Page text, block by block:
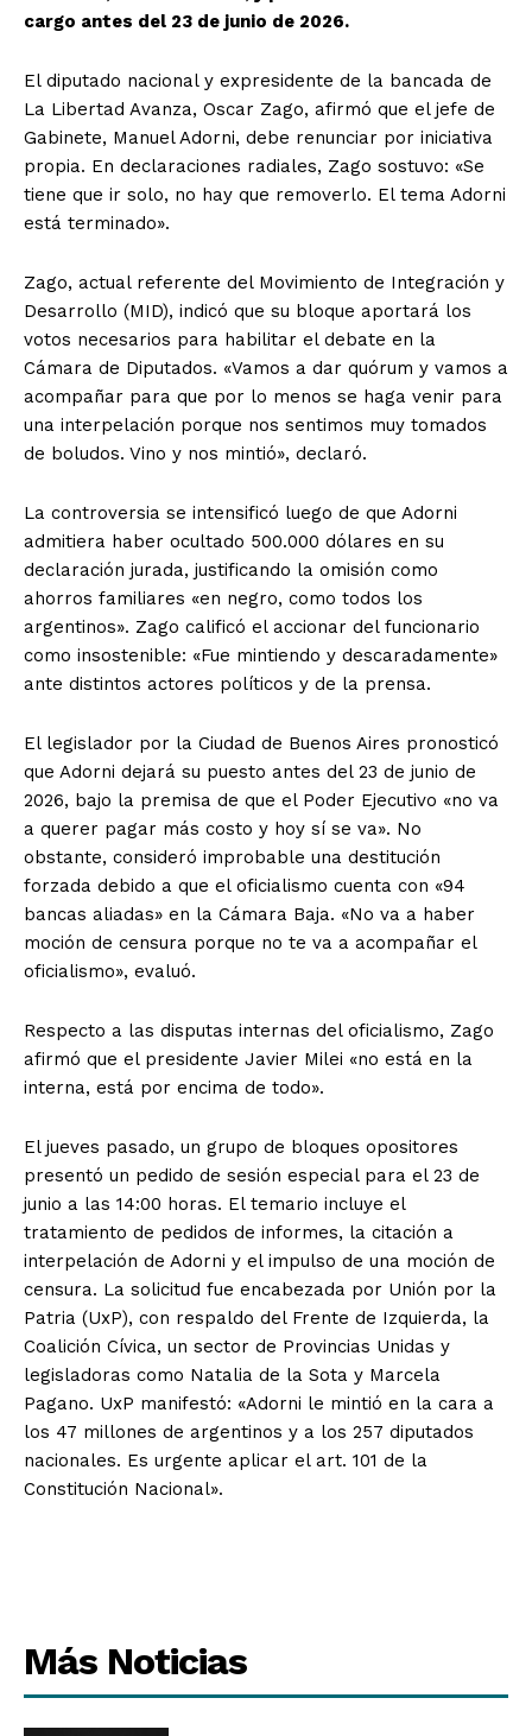
cargo antes del 23 de junio de 2026.
El diputado nacional y expresidente de la bancada de
La Libertad Avanza, Oscar Zago, afirmó que el jefe de
Gabinete, Manuel Adorni, debe renunciar por iniciativa
propia. En declaraciones radiales, Zago sostuvo: «Se
tiene que ir solo, no hay que removerlo. El tema Adorni
está terminado».
Zago, actual referente del Movimiento de Integración y
Desarrollo (MID), indicó que su bloque aportará los
votos necesarios para habilitar el debate en la
Cámara de Diputados. «Vamos a dar quórum y vamos a
acompañar para que por lo menos se haga venir para
una interpelación porque nos sentimos muy tomados
de boludos. Vino y nos mintió», declaró.
La controversia se intensificó luego de que Adorni
admitiera haber ocultado 500.000 dólares en su
declaración jurada, justificando la omisión como
ahorros familiares «en negro, como todos los
argentinos». Zago calificó el accionar del funcionario
como insostenible: «Fue mintiendo y descaradamente»
ante distintos actores políticos y de la prensa.
El legislador por la Ciudad de Buenos Aires pronosticó
que Adorni dejará su puesto antes del 23 de junio de
2026, bajo la premisa de que el Poder Ejecutivo «no va
a querer pagar más costo y hoy sí se va». No
obstante, consideró improbable una destitución
forzada debido a que el oficialismo cuenta con «94
bancas aliadas» en la Cámara Baja. «No va a haber
moción de censura porque no te va a acompañar el
oficialismo», evaluó.
Respecto a las disputas internas del oficialismo, Zago
afirmó que el presidente Javier Milei «no está en la
interna, está por encima de todo».
El jueves pasado, un grupo de bloques opositores
presentó un pedido de sesión especial para el 23 de
junio a las 14:00 horas. El temario incluye el
tratamiento de pedidos de informes, la citación a
interpelación de Adorni y el impulso de una moción de
censura. La solicitud fue encabezada por Unión por la
Patria (UxP), con respaldo del Frente de Izquierda, la
Coalición Cívica, un sector de Provincias Unidas y
legisladoras como Natalia de la Sota y Marcela
Pagano. UxP manifestó: «Adorni le mintió en la cara a
los 47 millones de argentinos y a los 257 diputados
nacionales. Es urgente aplicar el art. 101 de la
Constitución Nacional».
Más Noticias